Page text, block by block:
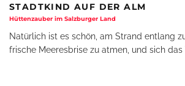
STADTKIND AUF DER ALM
Hüttenzauber im Salzburger Land
Natürlich ist es schön, am Strand entlang
frische Meeresbrise zu atmen, und sich das